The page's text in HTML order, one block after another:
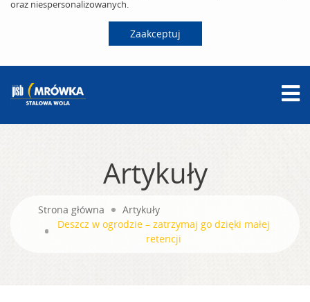
oraz niespersonalizowanych.
Zaakceptuj
Artykuły
Strona główna
Artykuły
Deszcz w ogrodzie – zatrzymaj go dzięki małej
retencji